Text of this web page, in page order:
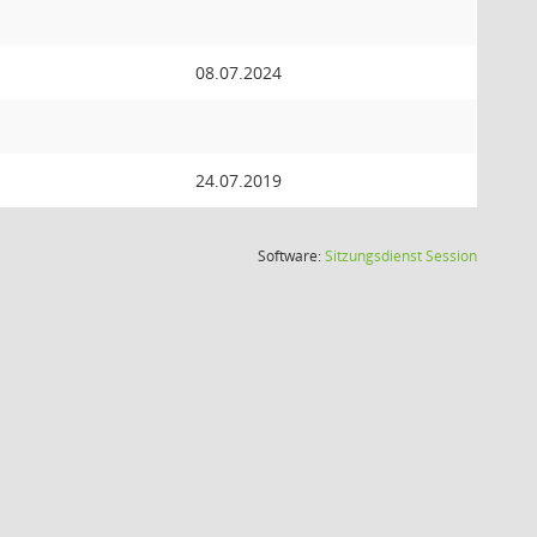
08.07.2024
24.07.2019
Software:SitzungsdienstSession(Wird in